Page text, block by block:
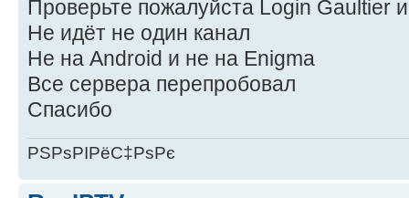
Проверьте пожалуйста Login Gaultier
Не идёт не один канал
Не на Android и не на Enigma
Все сервера перепробовал
Спасибо
РЅРѕРІРёС‡РѕРє